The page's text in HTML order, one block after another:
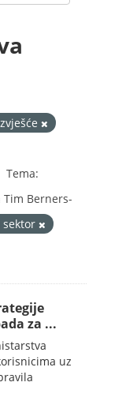
Tema:
Berners-
sektor
za ...
uz